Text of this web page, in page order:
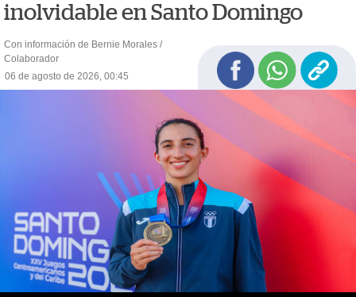
inolvidable en Santo Domingo
Con información de Bernie Morales /
Colaborador
06 de agosto de 2026, 00:45